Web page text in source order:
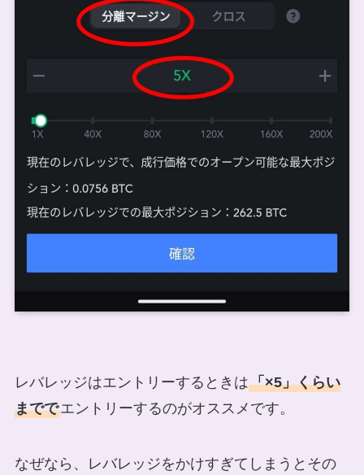
レバレッジはエントリーするときは「×5」くらい
まででエントリーするのがオススメです。
なぜなら、レバレッジをかけすぎてしまうとその